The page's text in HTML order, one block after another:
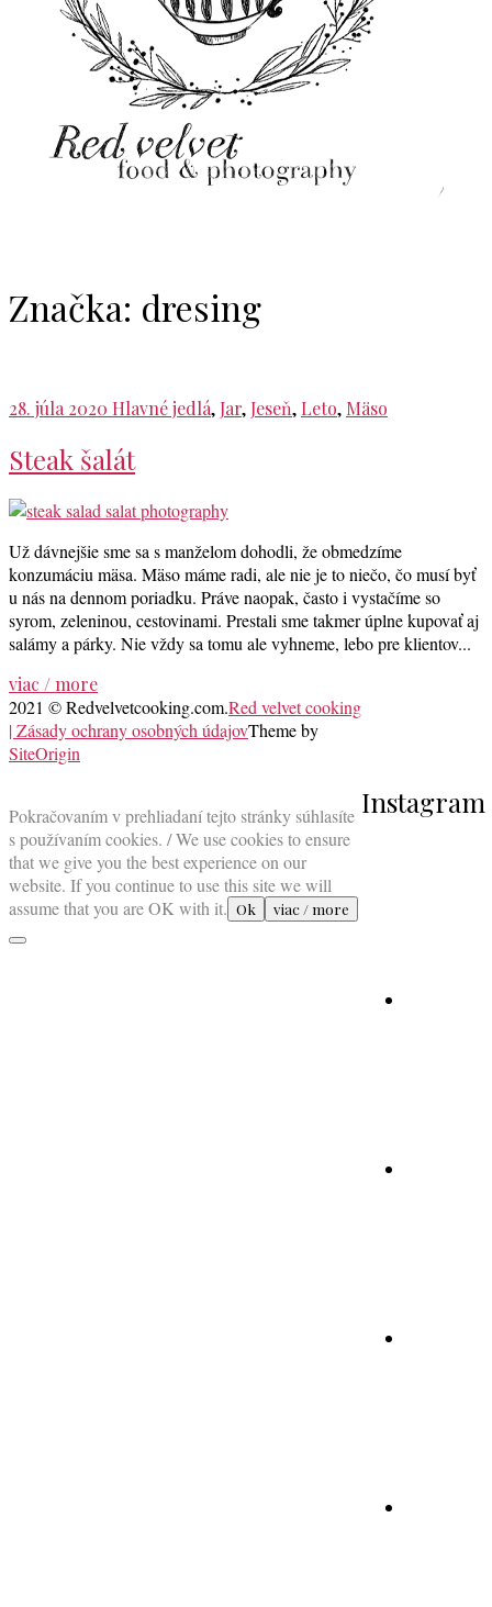
Značka: dresing
28. júla 2020 Hlavné jedlá, Jar, Jeseň, Leto, Mäso
Steak šalát
Už dávnejšie sme sa s manželom dohodli, že obmedzíme
konzumáciu mäsa. Mäso máme radi, ale nie je to niečo, čo musí byť
u nás na dennom poriadku. Práve naopak, často i vystačíme so
syrom, zeleninou, cestovinami. Prestali sme takmer úplne kupovať aj
salámy a párky. Nie vždy sa tomu ale vyhneme, lebo pre klientov...
viac / more
Instagram
2021 © Redvelvetcooking.com.Red velvet cooking
| Zásady ochrany osobných údajovTheme by
SiteOrigin
top
Pokračovaním v prehliadaní tejto stránky súhlasíte
s používaním cookies. / We use cookies to ensure
that we give you the best experience on our
website. If you continue to use this site we will
assume that you are OK with it. Ok viac / more